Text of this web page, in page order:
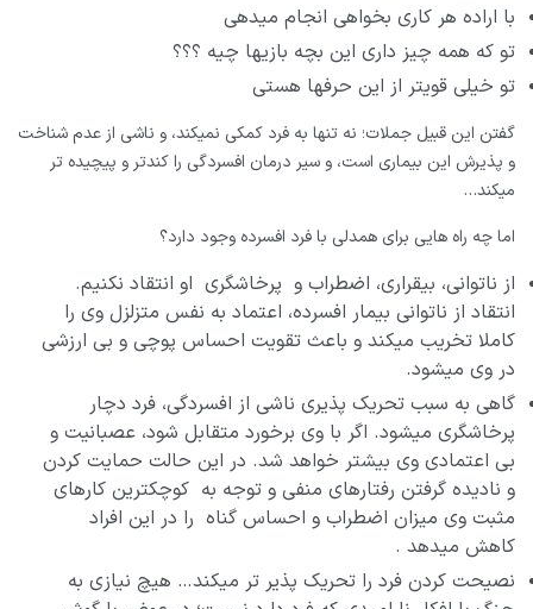
با اراده هر کاری بخواهی انجام میدهی
تو که همه چیز داری این بچه بازیها چیه ؟؟؟
تو خیلی قویتر از این حرفها هستی
گفتن این قبیل جملات؛ نه تنها به فرد کمکی نمیکند، و ناشی از عدم شناخت
و پذیرش این بیماری است، و سیر درمان افسردگی را کندتر و پیچیده تر
میکند…
اما چه راه هایی برای همدلی با فرد افسرده وجود دارد؟
از ناتوانی، بیقراری، اضطراب و پرخاشگری او انتقاد نکنیم.
انتقاد از ناتوانی بیمار افسرده، اعتماد به نفس متزلزل وی را
کاملا تخریب میکند و باعث تقویت احساس پوچی و بی ارزشی
در وی میشود.
گاهی به سبب تحریک پذیری ناشی از افسردگی، فرد دچار
پرخاشگری میشود. اگر با وی برخورد متقابل شود، عصبانیت و
بی اعتمادی وی بیشتر خواهد شد. در این حالت حمایت کردن
و نادیده گرفتن رفتارهای منفی و توجه به کوچکترین کارهای
مثبت وی میزان اضطراب و احساس گناه را در این افراد
کاهش میدهد .
نصیحت کردن فرد را تحریک پذیر تر میکند… هیچ نیازی به